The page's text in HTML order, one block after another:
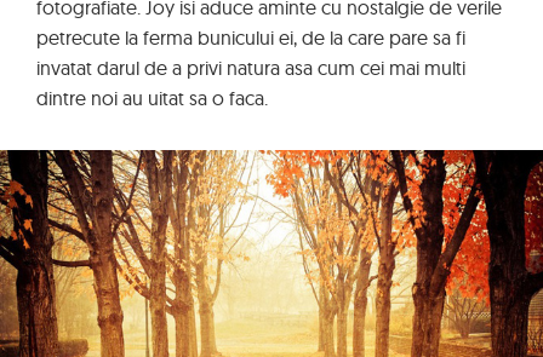
fotografiate. Joy isi aduce aminte cu nostalgie de verile
petrecute la ferma bunicului ei, de la care pare sa fi
invatat darul de a privi natura asa cum cei mai multi
dintre noi au uitat sa o faca.